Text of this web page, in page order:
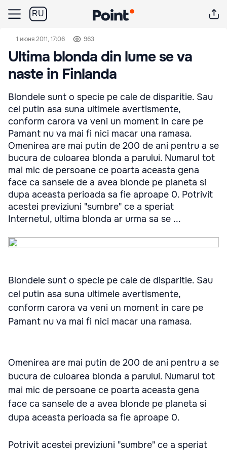
RU
1 июня 2011, 17:06 963
Ultima blonda din lume se va
naste in Finlanda
Blondele sunt o specie pe cale de disparitie. Sau
cel putin asa suna ultimele avertismente,
conform carora va veni un moment in care pe
Pamant nu va mai fi nici macar una ramasa.
Omenirea are mai putin de 200 de ani pentru a se
bucura de culoarea blonda a parului. Numarul tot
mai mic de persoane ce poarta aceasta gena
face ca sansele de a avea blonde pe planeta si
dupa aceasta perioada sa fie aproape 0. Potrivit
acestei previziuni "sumbre" ce a speriat
Internetul, ultima blonda ar urma sa se ...
Blondele sunt o specie pe cale de disparitie. Sau
cel putin asa suna ultimele avertismente,
conform carora va veni un moment in care pe
Pamant nu va mai fi nici macar una ramasa.
Omenirea are mai putin de 200 de ani pentru a se
bucura de culoarea blonda a parului. Numarul tot
mai mic de persoane ce poarta aceasta gena
face ca sansele de a avea blonde pe planeta si
dupa aceasta perioada sa fie aproape 0.
Potrivit acestei previziuni "sumbre" ce a speriat